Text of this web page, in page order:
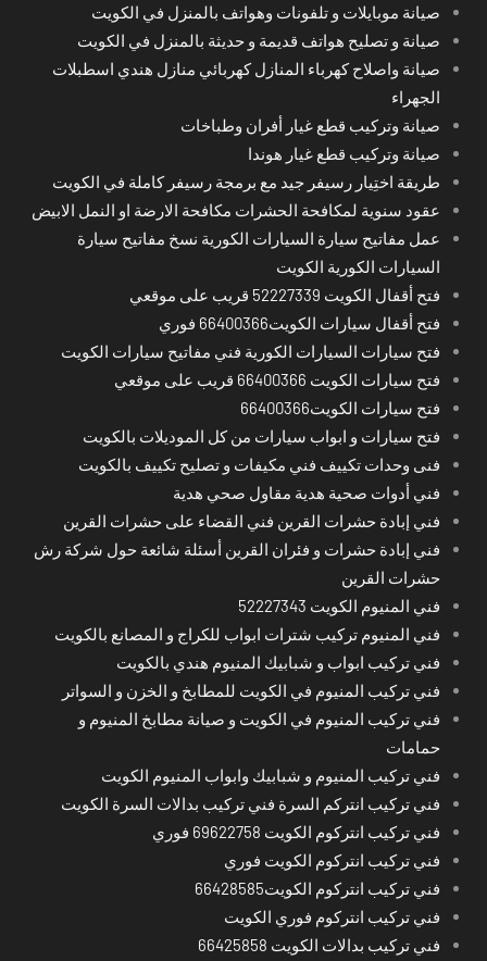
صيانة موبايلات و تلفونات وهواتف بالمنزل في الكويت
صيانة و تصليح هواتف قديمة و حديثة بالمنزل في الكويت
صيانة واصلاح كهرباء المنازل كهربائي منازل هندي اسطبلات
الجهراء
صيانة وتركيب قطع غيار أفران وطباخات
صيانة وتركيب قطع غيار هوندا
طريقة اختِيار رسيفر جيد مع برمجة رسيفر كاملة في الكويت
عقود سنوية لمكافحة الحشرات مكافحة الارضة او النمل الابيض
عمل مفاتيح سيارة السيارات الكورية نسخ مفاتيح سيارة
السيارات الكورية الكويت
فتح أقفال الكويت 52227339 قريب على موقعي
فتح أقفال سيارات الكويت66400366 فوري
فتح سيارات السيارات الكورية فني مفاتيح سيارات الكويت
فتح سيارات الكويت 66400366 قريب على موقعي
فتح سيارات الكويت66400366
فتح سيارات و ابواب سيارات من كل الموديلات بالكويت
فنى وحدات تكييف فني مكيفات و تصليح تكييف بالكويت
فني أدوات صحية هدية مقاول صحي هدية
فني إبادة حشرات القرين فني القضاء على حشرات القرين
فني إبادة حشرات و فئران القرين أسئلة شائعة حول شركة رش
حشرات القرين
فني المنيوم الكويت 52227343
فني المنيوم تركيب شترات ابواب للكراج و المصانع بالكويت
فني تركيب ابواب و شبابيك المنيوم هندي بالكويت
فني تركيب المنيوم في الكويت للمطابخ و الخزن و السواتر
فني تركيب المنيوم في الكويت و صيانة مطابخ المنيوم و
حمامات
فني تركيب المنيوم و شبابيك وابواب المنيوم الكويت
فني تركيب انتركم السرة فني تركيب بدالات السرة الكويت
فني تركيب انتركوم الكويت 69622758 فوري
فني تركيب انتركوم الكويت فوري
فني تركيب انتركوم الكويت66428585
فني تركيب انتركوم فوري الكويت
فني تركيب بدالات الكويت 66425858